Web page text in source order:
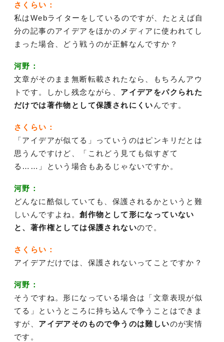
さくらい：
私はWebライターをしているのですが、たとえば自
分の記事のアイデアをほかのメディアに使われてし
まった場合、どう戦うのが正解なんですか？
河野：
文章がそのまま無断転載されたなら、もちろんアウ
トです。しかし残念ながら、 アイデアをパクられた
だけでは著作物として保護されにくい んです。
さくらい：
「アイデアが似てる」っていうのはピンキリだとは
思うんですけど、「これどう見ても似すぎて
る……」という場合もあるじゃないですか。
河野：
どんなに酷似していても、保護されるかというと難
しいんですよね。創作物として形になっていない
と、著作権としては保護されないので。
さくらい：
アイデアだけでは、保護されないってことですか？
河野：
そうですね。形になっている場合は「文章表現が似
てる」というところに持ち込んで争うことはできま
すが、 アイデアそのもので争うのは難しいのが実情
です。